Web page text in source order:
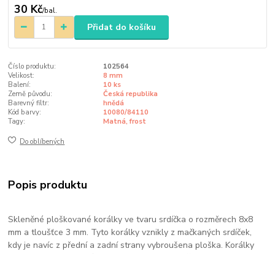
30 Kč/bal.
Přidat do košíku
Číslo produktu:
102564
Velikost:
8 mm
Balení:
10 ks
Země původu:
Česká republika
Barevný filtr:
hnědá
Kód barvy:
10080/84110
Tagy:
Matná, frost
Do oblíbených
Popis produktu
Skleněné ploškované korálky ve tvaru srdíčka o rozměrech 8x8
mm a tloušťce 3 mm. Tyto korálky vznikly z mačkaných srdíček,
kdy je navíc z přední a zadní strany vybroušena ploška. Korálky